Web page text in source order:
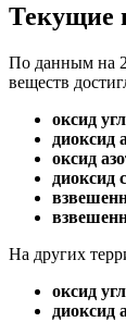
Текущие
По данным на
веществ
оксид
диоксид
оксид
диоксид
На других
оксид
диоксид